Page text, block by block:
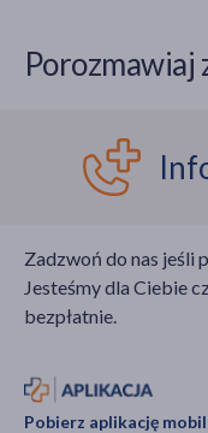
Porozmawiaj
Zadzwoń do nas jeśli
Jesteśmy dla Ciebie
bezpłatnie.
Pobierz aplikację